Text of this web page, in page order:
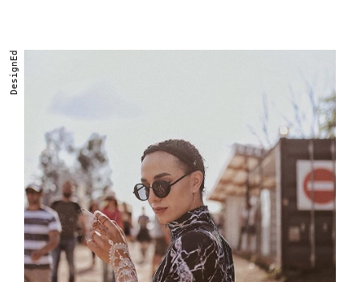
DesignEd